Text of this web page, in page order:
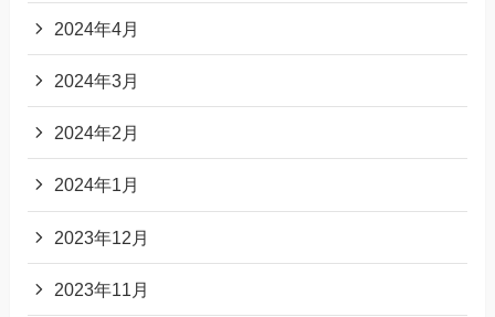
2024年4月
2024年3月
2024年2月
2024年1月
2023年12月
2023年11月